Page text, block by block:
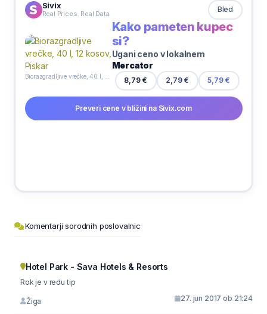
Sivix
Real Prices. Real Data Bled
Kako pameten kupec
si?
Ugani ceno v lokalnem
Mercator
8,79 € 2,79 € 5,79 €
Preveri cene v bližini na Sivix.com
Komentarji sorodnih poslovalnic
Hotel Park - Sava Hotels & Resorts
Rok je v redu tip
Žiga 27. jun 2017 ob 21:24